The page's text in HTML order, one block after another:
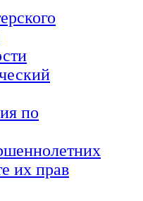
по
их прав